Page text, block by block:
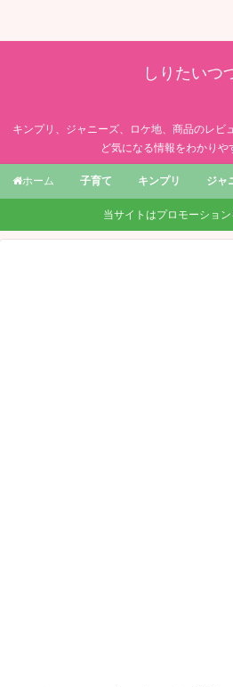
しりたいつ
キンプリ、ジャニーズ、ロケ地、商品のレビ
ど気になる情報をわかりや
ホーム 子育て キンプリ ジャ
当サイトはプロモーション